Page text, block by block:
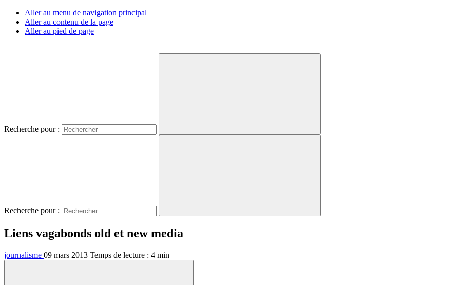
Aller au menu de navigation principal
Aller au contenu de la page
Aller au pied de page
Recherche pour :
Recherche pour :
Liens vagabonds old et new media
journalisme 09 mars 2013 Temps de lecture : 4 min